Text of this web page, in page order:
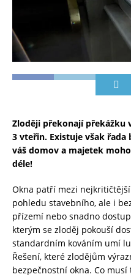
Zloději překonají překážku
3 vteřin. Existuje však
váš domov a majetek
déle!
Okna patří mezi
pohledu stavebního, ale i
přízemí nebo snadno
kterým se zloděj pokouší
standardním kováním umí
Řešení, které zlodějům
bezpečnostní okna. Co